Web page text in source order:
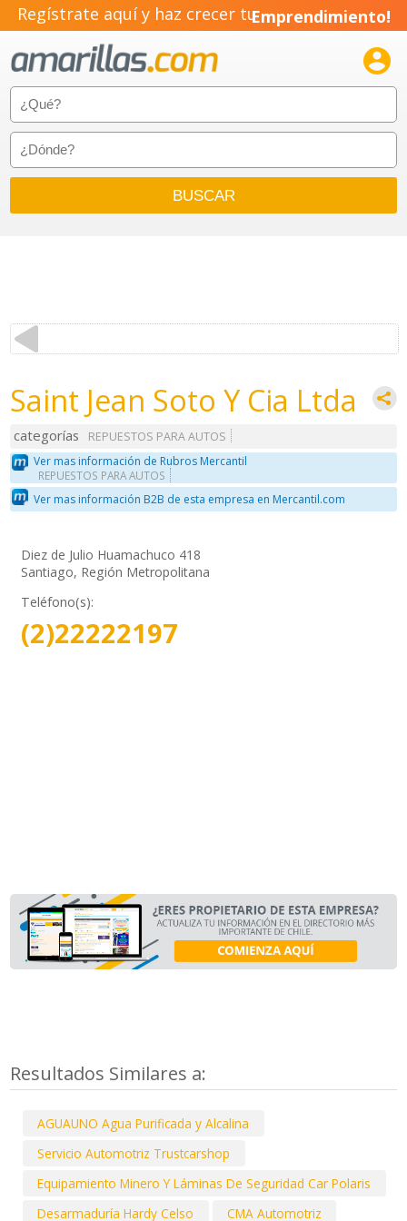
Regístrate aquí y haz crecer tuEmprendimiento!

Saint Jean Soto Y Cia Ltda
categorías
REPUESTOS PARA AUTOS
Ver mas información de Rubros Mercantil
REPUESTOS PARA AUTOS
Ver mas información B2B de esta empresa en Mercantil.com
Diez de Julio Huamachuco 418
Santiago, Región Metropolitana
Teléfono(s):
(2)22222197
Resultados Similares a:
AGUAUNO Agua Purificada y Alcalina
Servicio Automotriz Trustcarshop
Equipamiento Minero Y Láminas De Seguridad Car Polaris
Desarmaduría Hardy Celso
CMA Automotriz